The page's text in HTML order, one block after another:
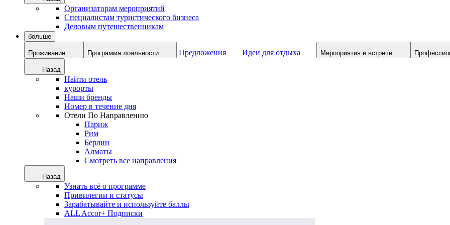
Организаторам мероприятий
Специалистам туристического бизнеса
Деловым путешественникам
больше
Проживание Программа лояльности Предложения Идеи для отдыха Мероприятия и встречи
Назад
Найти отель
курорты
Наши бренды
Номер в течение дня
Отели По Направлению
Париж
Рим
Берлин
Алматы
Смотреть все направления
Назад
Узнать всё о программе
Привилегии и статусы
Зарабатывайте и используйте баллы
ALL Accor+ Подписки